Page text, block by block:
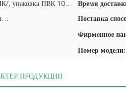
Упаковка ПВК 1ПК/, упаковка ПВК 10пкс/пакет… Время
Поставка
Номер модели:
ПРОДУКЦИИ